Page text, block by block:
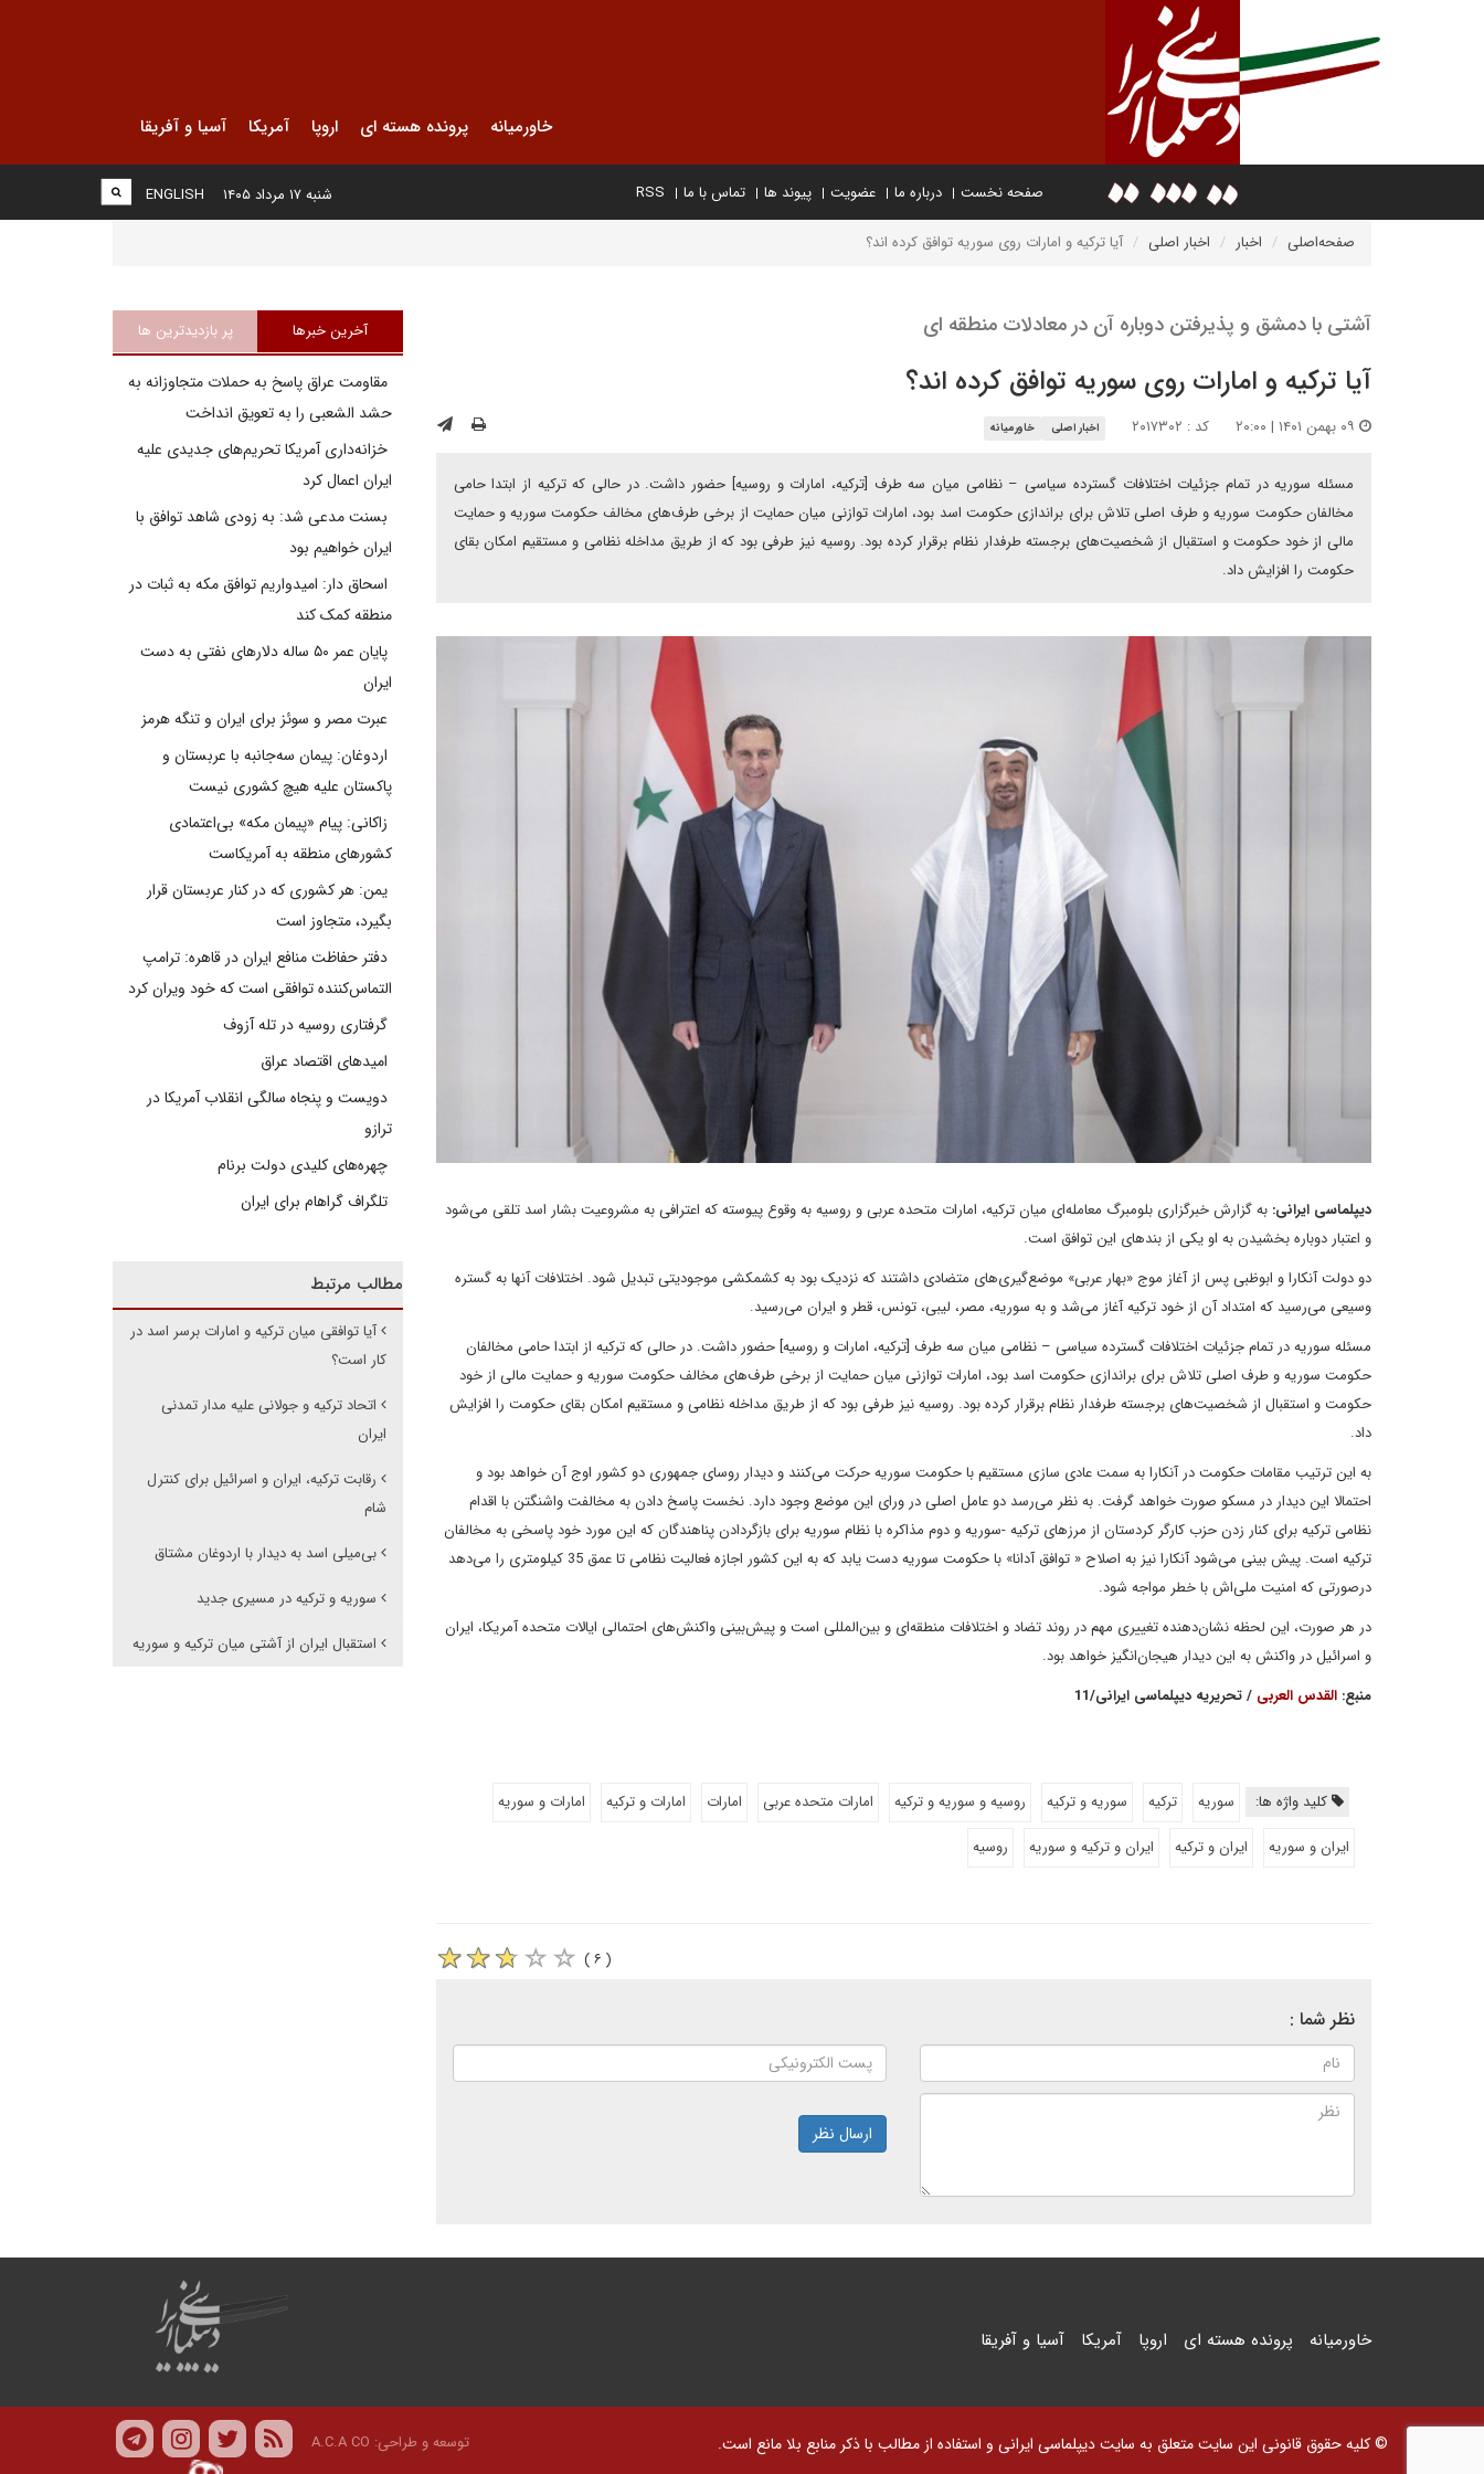
خاورمیانه پرونده هسته ای اروپا آمریکا آسیا و آفریقا
صفحه نخست درباره ما عضویت پیوند ها تماس با ما RSS
ENGLISH شنبه ۱۷ مرداد ۱۴۰۵
صفحه‌اصلی اخبار اخبار اصلی آیا ترکیه و امارات روی سوریه توافق کرده اند؟
آشتی با دمشق و پذیرفتن دوباره آن در معادلات منطقه ای
آیا ترکیه و امارات روی سوریه توافق کرده اند؟
کد : ۲۰۱۷۳۰۲ اخبار اصلی خاورمیانه
مسئله سوریه در تمام جزئیات اختلافات گسترده سیاسی – نظامی میان سه طرف [ترکیه، امارات و روسیه] حضور داشت. در حالی که ترکیه از ابتدا حامی
مخالفان حکومت سوریه و طرف اصلی تلاش برای براندازی حکومت اسد بود، امارات توازنی میان حمایت از برخی طرف‌های مخالف حکومت سوریه و حمایت
مالی از خود حکومت و استقبال از شخصیت‌های برجسته طرفدار نظام برقرار کرده بود. روسیه نیز طرفی بود که از طریق مداخله نظامی و مستقیم امکان بقای
حکومت را افزایش داد.
دیپلماسی ایرانی: به گزارش خبرگزاری بلومبرگ معامله‌ای میان ترکیه، امارات متحده عربی و روسیه به وقوع پیوسته که اعترافی به مشروعیت بشار اسد تلقی می‌شود
و اعتبار دوباره بخشیدن به او یکی از بندهای این توافق است.
دو دولت آنکارا و ابوظبی پس از آغاز موج «بهار عربی» موضع‌گیری‌های متضادی داشتند که نزدیک بود به کشمکشی موجودیتی تبدیل شود. اختلافات آنها به گستره
وسیعی می‌رسید که امتداد آن از خود ترکیه آغاز می‌شد و به سوریه، مصر، لیبی، تونس، قطر و ایران می‌رسید.
مسئله سوریه در تمام جزئیات اختلافات گسترده سیاسی – نظامی میان سه طرف [ترکیه، امارات و روسیه] حضور داشت. در حالی که ترکیه از ابتدا حامی مخالفان
حکومت سوریه و طرف اصلی تلاش برای براندازی حکومت اسد بود، امارات توازنی میان حمایت از برخی طرف‌های مخالف حکومت سوریه و حمایت مالی از خود
حکومت و استقبال از شخصیت‌های برجسته طرفدار نظام برقرار کرده بود. روسیه نیز طرفی بود که از طریق مداخله نظامی و مستقیم امکان بقای حکومت را افزایش
داد.
به این ترتیب مقامات حکومت در آنکارا به سمت عادی سازی مستقیم با حکومت سوریه حرکت می‌کنند و دیدار روسای جمهوری دو کشور اوج آن خواهد بود و
احتمالا این دیدار در مسکو صورت خواهد گرفت. به نظر می‌رسد دو عامل اصلی در ورای این موضع وجود دارد. نخست پاسخ دادن به مخالفت واشنگتن با اقدام
نظامی ترکیه برای کنار زدن حزب کارگر کردستان از مرزهای ترکیه -سوریه و دوم مذاکره با نظام سوریه برای بازگردادن پناهندگان که این مورد خود پاسخی به مخالفان
ترکیه است. پیش بینی می‌شود آنکارا نیز به اصلاح « توافق آدانا» با حکومت سوریه دست یابد که به این کشور اجازه فعالیت نظامی تا عمق 35 کیلومتری را می‌دهد
درصورتی که امنیت ملی‌اش با خطر مواجه شود.
در هر صورت، این لحظه نشان‌دهنده تغییری مهم در روند تضاد و اختلافات منطقه‌ای و بین‌المللی است و پیش‌بینی واکنش‌های احتمالی ایالات متحده آمریکا، ایران
و اسرائیل در واکنش به این دیدار هیجان‌انگیز خواهد بود.
منبع: القدس العربی / تحریریه دیپلماسی ایرانی/11
کلید واژه ها: سوریه ترکیه سوریه و ترکیه روسیه و سوریه و ترکیه امارات متحده عربی امارات امارات و ترکیه
امارات و سوریه
ایران و سوریه
ایران و ترکیه ایران و ترکیه و سوریه روسیه
( ۶ )
نظر شما :
ارسال نظر
آخرین خبرها پر بازدیدترین ها
مقاومت عراق پاسخ به حملات متجاوزانه به
حشد الشعبی را به تعویق انداخت
خزانه‌داری آمریکا تحریم‌های جدیدی علیه
ایران اعمال کرد
بسنت مدعی شد: به زودی شاهد توافق با
ایران خواهیم بود
اسحاق دار: امیدواریم توافق مکه به ثبات در
منطقه کمک کند
پایان عمر ۵۰ ساله دلارهای نفتی به دست
ایران
عبرت مصر و سوئز برای ایران و تنگه هرمز
اردوغان: پیمان سه‌جانبه با عربستان و
پاکستان علیه هیچ کشوری نیست
زاکانی: پیام «پیمان مکه» بی‌اعتمادی
کشورهای منطقه به آمریکاست
یمن: هر کشوری که در کنار عربستان قرار
بگیرد، متجاوز است
دفتر حفاظت منافع ایران در قاهره: ترامپ
التماس‌کننده توافقی است که خود ویران کرد
گرفتاری روسیه در تله آزوف
امیدهای اقتصاد عراق
دویست و پنجاه سالگی انقلاب آمریکا در
ترازو
چهره‌های کلیدی دولت برنام
تلگراف گراهام برای ایران
مطالب مرتبط
آیا توافقی میان ترکیه و امارات برسر اسد در
کار است؟
اتحاد ترکیه و جولانی علیه مدار تمدنی
ایران
رقابت ترکیه، ایران و اسرائیل برای کنترل
شام
بی‌میلی اسد به دیدار با اردوغان مشتاق
سوریه و ترکیه در مسیری جدید
استقبال ایران از آشتی میان ترکیه و سوریه
خاورمیانه پرونده هسته ای اروپا آمریکا آسیا و آفریقا
© کلیه حقوق قانونی این سایت متعلق به سایت دیپلماسی ایرانی و استفاده از مطالب با ذکر منابع بلا مانع است. توسعه و طراحی: A.C.A CO